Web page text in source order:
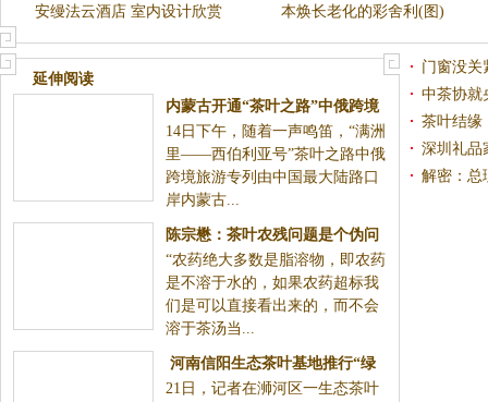
安缦法云酒店 室内设计欣赏 本焕长老化的彩舍利(图)
延伸阅读
内蒙古开通“茶叶之路”中俄跨境
旅游专列
14日下午，随着一声鸣笛，“满洲
里——西伯利亚号”茶叶之路中俄
跨境旅游专列由中国最大陆路口
岸内蒙古...
陈宗懋：茶叶农残问题是个伪问
题
“农药绝大多数是脂溶物，即农药
是不溶于水的，如果农药超标我
们是可以直接看出来的，而不会
溶于茶汤当...
河南信阳生态茶叶基地推行“绿
色杀虫”
21日，记者在浉河区一生态茶叶
门窗没关
中茶协就
茶叶结缘
深圳礼品
解密：总